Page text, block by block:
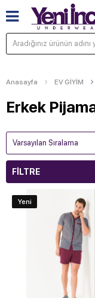
Anasayfa EV GİYİM
Erkek
FILTRE
Yeni